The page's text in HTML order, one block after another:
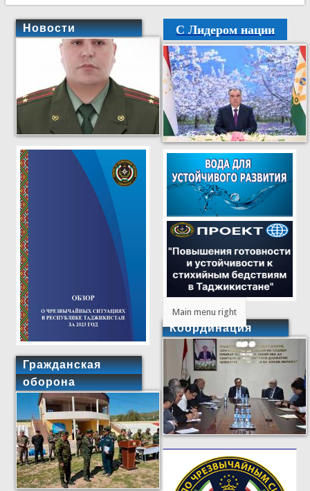
Новости
Гражданская
оборона
С Лидером нации
Main menu right
Координация